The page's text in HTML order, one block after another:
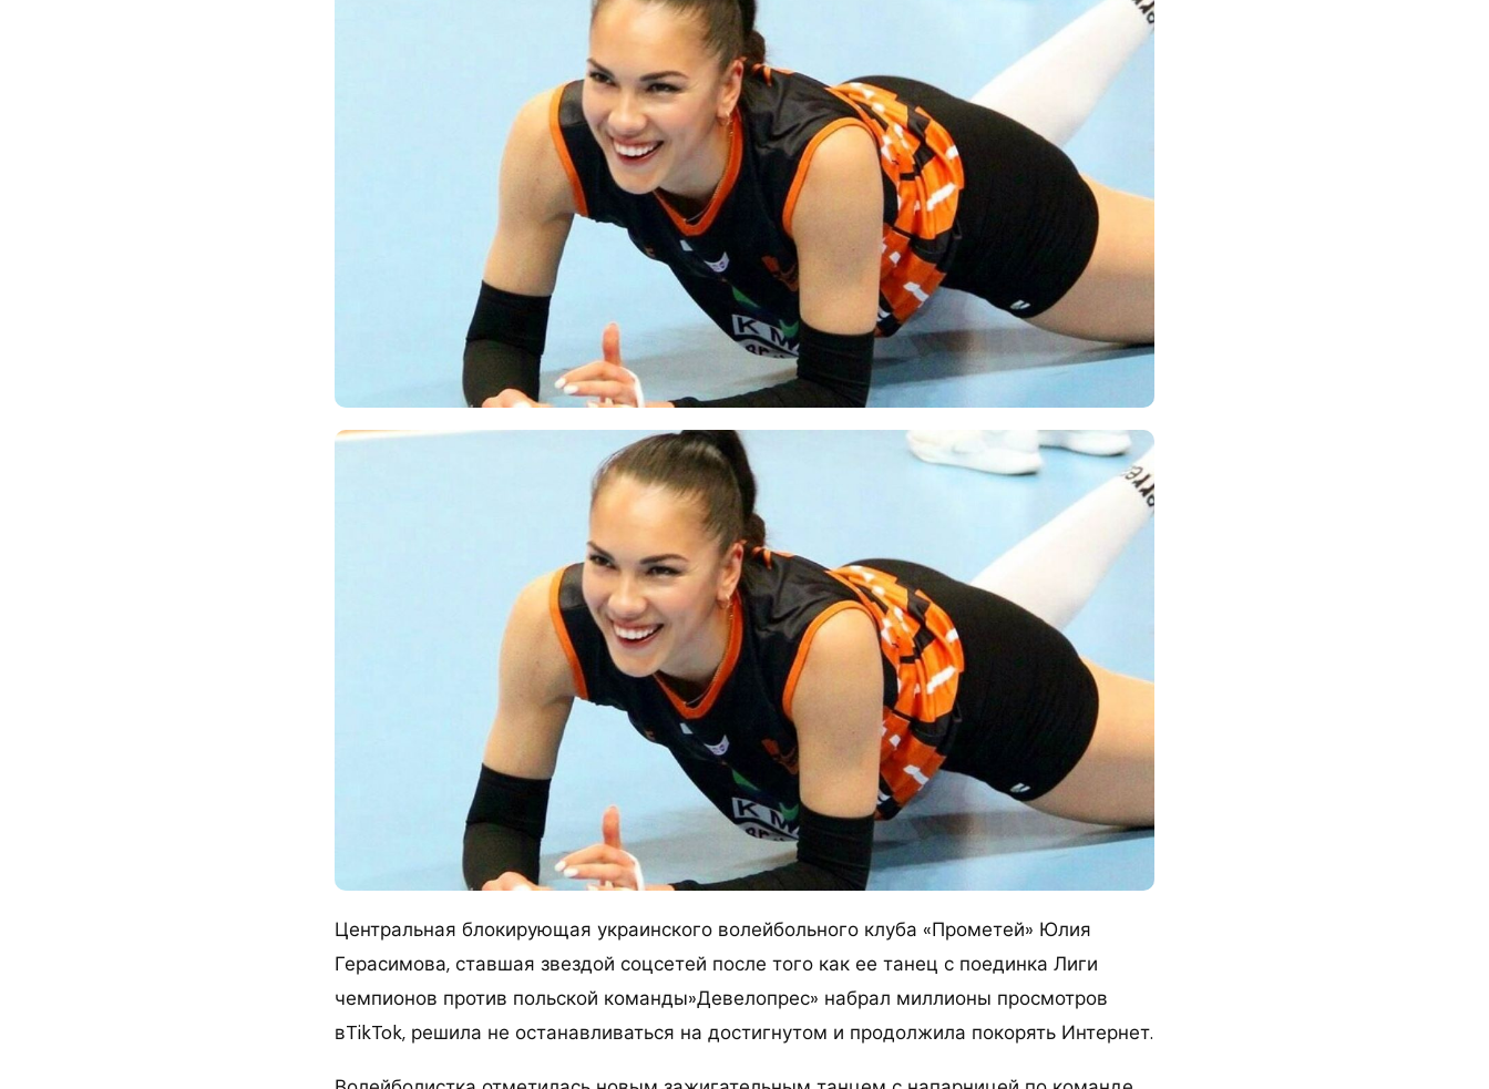
Центральная блокирующая украинского волейбольного клуба «Прометей» Юлия
Герасимова, ставшая звездой соцсетей после того как ее танец с поединка Лиги
чемпионов против польской команды»Девелопрес» набрал миллионы просмотров
вTikTok, решила не останавливаться на достигнутом и продолжила покорять Интернет.